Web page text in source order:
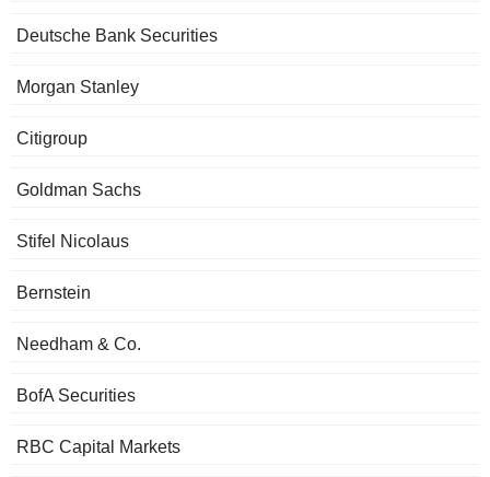
Deutsche Bank Securities
Morgan Stanley
Citigroup
Goldman Sachs
Stifel Nicolaus
Bernstein
Needham & Co.
BofA Securities
RBC Capital Markets